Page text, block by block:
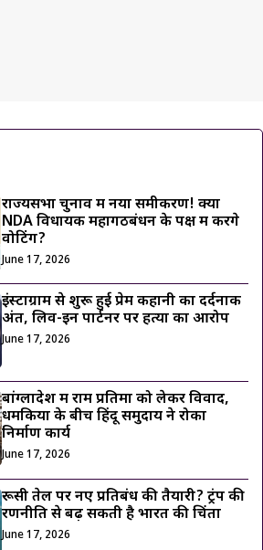
राज्यसभा चुनाव में नया समीकरण! क्या
NDA विधायक महागठबंधन के पक्ष में करेंगे
वोटिंग?
June 17, 2026
इंस्टाग्राम से शुरू हुई प्रेम कहानी का दर्दनाक
अंत, लिव-इन पार्टनर पर हत्या का आरोप
June 17, 2026
बांग्लादेश में राम प्रतिमा को लेकर विवाद,
धमकियों के बीच हिंदू समुदाय ने रोका
निर्माण कार्य
June 17, 2026
रूसी तेल पर नए प्रतिबंध की तैयारी? ट्रंप की
रणनीति से बढ़ सकती है भारत की चिंता
June 17, 2026